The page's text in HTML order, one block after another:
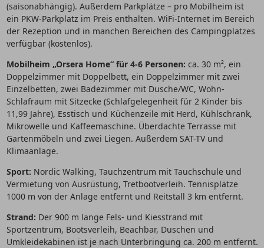
(saisonabhängig). Außerdem Parkplätze – pro Mobilheim ist
ein PKW-Parkplatz im Preis enthalten. WiFi-Internet im Bereich
der Rezeption und in manchen Bereichen des Campingplatzes
verfügbar (kostenlos).
Mobilheim „Orsera Home“ für 4-6 Personen: ca. 30 m², ein
Doppelzimmer mit Doppelbett, ein Doppelzimmer mit zwei
Einzelbetten, zwei Badezimmer mit Dusche/WC, Wohn-
Schlafraum mit Sitzecke (Schlafgelegenheit für 2 Kinder bis
11,99 Jahre), Esstisch und Küchenzeile mit Herd, Kühlschrank,
Mikrowelle und Kaffeemaschine. Überdachte Terrasse mit
Gartenmöbeln und zwei Liegen. Außerdem SAT-TV und
Klimaanlage.
Sport: Nordic Walking, Tauchzentrum mit Tauchschule und
Vermietung von Ausrüstung, Tretbootverleih. Tennisplätze
1000 m von der Anlage entfernt und Reitstall 3 km entfernt.
Strand: Der 900 m lange Fels- und Kiesstrand mit
Sportzentrum, Bootsverleih, Beachbar, Duschen und
Umkleidekabinen ist je nach Unterbringung ca. 200 m entfernt.